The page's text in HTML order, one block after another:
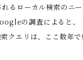
るローカル検索のニ
の調査によると、
クエリは、ここ数年